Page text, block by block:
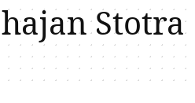
Stotra